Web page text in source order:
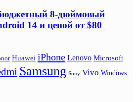
8-дюймовый
14 и ценой от $80
Huawei iPhone Lenovo Microsoft
Samsung Sony Vivo Windows